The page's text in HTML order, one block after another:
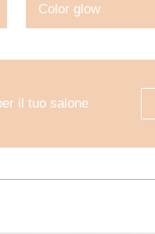
Color glow
il tuo salone